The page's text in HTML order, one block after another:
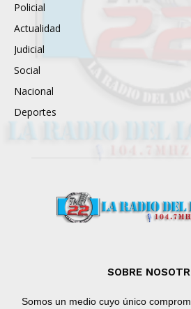
Policial
Actualidad
Judicial
Social
Nacional
Deportes
SOBRE
Somos un medio cuyo único